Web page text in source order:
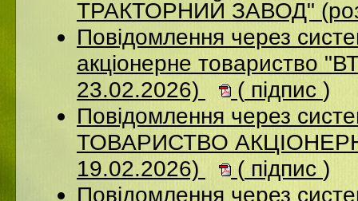
ТРАКТОРНИЙ ЗАВОД"
Повідомлення через
акціонерне товариство
23.02.2026)
( підпис )
Повідомлення через
ТОВАРИСТВО
19.02.2026)
( підпис )
Повідомлення через